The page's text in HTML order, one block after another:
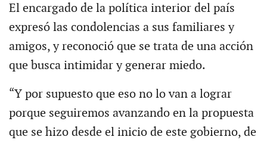
El encargado de la política interior del país
expresó las condolencias a sus familiares y
amigos, y reconoció que se trata de una acción
que busca intimidar y generar miedo.
“Y por supuesto que eso no lo van a lograr
porque seguiremos avanzando en la propuesta
que se hizo desde el inicio de este gobierno, de